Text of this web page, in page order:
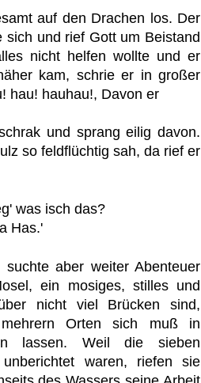
auf den Drachen los. Der
sich und rief Gott um Beistand
nicht helfen wollte und er
kam, schrie er in großer
hau! hauhau!, Davon er
und sprang eilig davon.
so feldflüchtig sah, da rief er
was isch das?
Has.'
suchte aber weiter Abenteuer
ein mosiges, stilles und
nicht viel Brücken sind,
Orten sich muß in
lassen. Weil die sieben
waren, riefen sie